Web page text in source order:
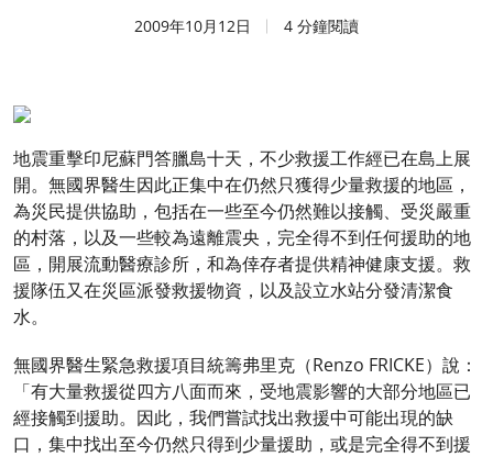
2009年10月12日 4 分鐘閱讀
地震重擊印尼蘇門答臘島十天，不少救援工作經已在島上展
開。無國界醫生因此正集中在仍然只獲得少量救援的地區，
為災民提供協助，包括在一些至今仍然難以接觸、受災嚴重
的村落，以及一些較為遠離震央，完全得不到任何援助的地
區，開展流動醫療診所，和為倖存者提供精神健康支援。救
援隊伍又在災區派發救援物資，以及設立水站分發清潔食
水。
無國界醫生緊急救援項目統籌弗里克（Renzo FRICKE）說：
「有大量救援從四方八面而來，受地震影響的大部分地區已
經接觸到援助。因此，我們嘗試找出救援中可能出現的缺
口，集中找出至今仍然只得到少量援助，或是完全得不到援